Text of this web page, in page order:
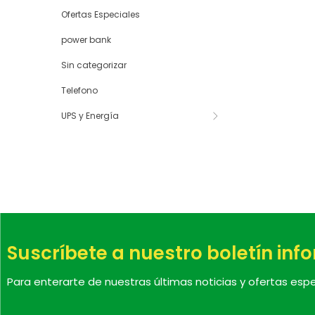
Ofertas Especiales
power bank
Sin categorizar
Telefono
UPS y Energía
Suscríbete a nuestro boletín
Para enterarte de nuestras últimas noticias y ofertas